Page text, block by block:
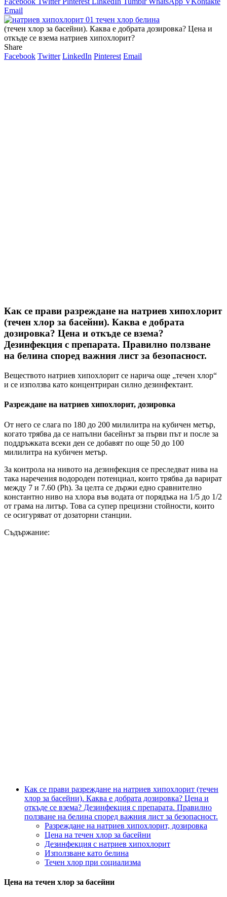
Email
(течен хлор за басейни). Каква е добрата дозировка? Цена и
откъде се взема натриев хипохлорит?
Share
Facebook Twitter LinkedIn Pinterest Email
Как се прави разреждане на натриев хипохлорит
(течен хлор за басейни). Каква е добрата
дозировка? Цена и откъде се взема?
Дезинфекция с препарата. Правилно ползване
на белина според важния лист за безопасност.
Веществото натриев хипохлорит се нарича още „течен хлор“
и се използва като концентриран силно дезинфектант.
Разреждане на натриев хипохлорит, дозировка
От него се слага по 180 до 200 милилитра на кубичен метър,
когато трябва да се напълни басейнът за първи път и после за
поддръжката всеки ден се добавят по още 50 до 100
милилитра на кубичен метър.
За контрола на нивото на дезинфекция се преследват нива на
така наречения водороден потенциал, които трябва да варират
между 7 и 7.60 (Ph). За целта се държи едно сравнително
константно ниво на хлора във водата от порядъка на 1/5 до 1/2
от грама на литър. Това са супер прецизни стойности, които
се осигуряват от дозаторни станции.
Съдържание:
Как се прави разреждане на натриев хипохлорит (течен
хлор за басейни). Каква е добрата дозировка? Цена и
откъде се взема? Дезинфекция с препарата. Правилно
ползване на белина според важния лист за безопасност.
Разреждане на натриев хипохлорит, дозировка
Цена на течен хлор за басейни
Дезинфекция с натриев хипохлорит
Използване като белина
Течен хлор при социализма
Цена на течен хлор за басейни